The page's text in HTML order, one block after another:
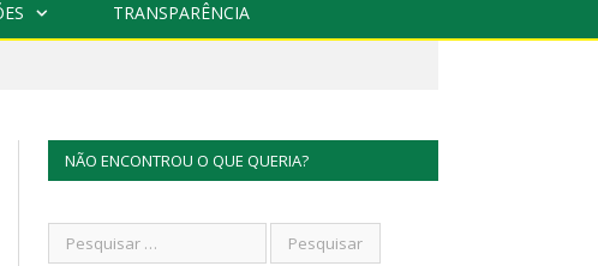
TRANSPARÊNCIA
NÃO ENCONTROU O QUE QUERIA?